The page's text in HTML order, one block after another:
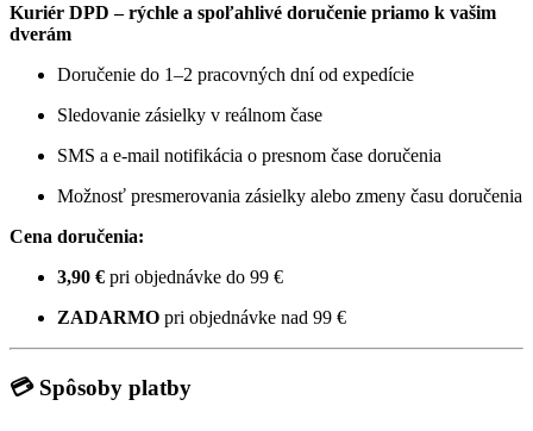
Kuriér DPD – rýchle a spoľahlivé doručenie priamo k vašim
dverám
Doručenie do 1–2 pracovných dní od expedície
Sledovanie zásielky v reálnom čase
SMS a e-mail notifikácia o presnom čase doručenia
Možnosť presmerovania zásielky alebo zmeny času doručenia
Cena doručenia:
3,90 € pri objednávke do 99 €
ZADARMO pri objednávke nad 99 €
💳 Spôsoby platby